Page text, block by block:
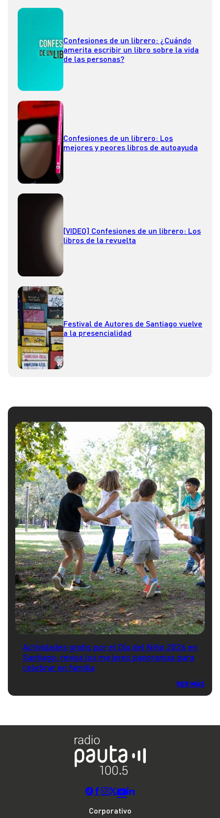
Confesiones de un librero: ¿Cuándo
amerita escribir un libro sobre la vida
de las personas?
Confesiones de un librero: Los
mejores y peores libros de autoayuda
[VIDEO] Confesiones de un librero: Los
libros de la revuelta
Festival de Autores de Santiago vuelve
a la presencialidad
Actividades gratis por el Día del Niño 2026 en
Santiago: revisa los mejores panoramas para
celebrar en familia
VER MÁS
Corporativo